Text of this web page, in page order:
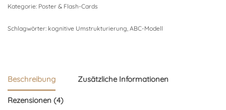
Kategorie: Poster & Flash-Cards
Schlagwörter: kognitive Umstrukturierung ABC-Modell
Beschreibung Zusätzliche Informationen
Rezensionen (4)